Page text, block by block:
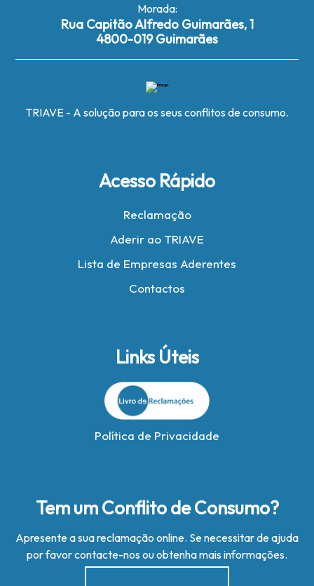
Morada:
Rua Capitão Alfredo Guimarães, 1
4800-019 Guimarães
TRIAVE - A solução para os seus conflitos de consumo.
Acesso Rápido
Reclamação
Aderir ao TRIAVE
Lista de Empresas Aderentes
Contactos
Links Úteis
Política de Privacidade
Tem um Conflito de Consumo?
Apresente a sua reclamação online. Se necessitar de ajuda
por favor contacte-nos ou obtenha mais informações.